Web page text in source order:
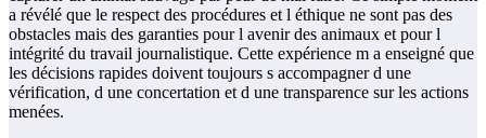
a révélé que le respect des procédures et l éthique ne sont pas des
obstacles mais des garanties pour l avenir des animaux et pour l
intégrité du travail journalistique. Cette expérience m a enseigné que
les décisions rapides doivent toujours s accompagner d une
vérification, d une concertation et d une transparence sur les actions
menées.